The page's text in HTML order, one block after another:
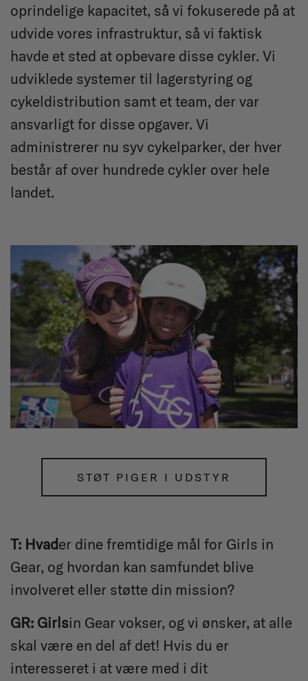
oprindelige kapacitet, så vi fokuserede på at
udvide vores infrastruktur, så vi faktisk
havde et sted at opbevare disse cykler. Vi
udviklede systemer til lagerstyring og
cykeldistribution samt et team, der var
ansvarligt for disse opgaver. Vi
administrerer nu syv cykelparker, der hver
består af over hundrede cykler over hele
landet.
STØT PIGER I UDSTYR
T: Hvader dine fremtidige mål for Girls in
Gear, og hvordan kan samfundet blive
involveret eller støtte din mission?
GR: Girlsin Gear vokser, og vi ønsker, at alle
skal være en del af det! Hvis du er
interesseret i at være med i dit